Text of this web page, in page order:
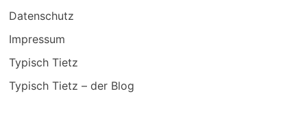
Datenschutz
Impressum
Typisch Tietz
Typisch Tietz – der Blog